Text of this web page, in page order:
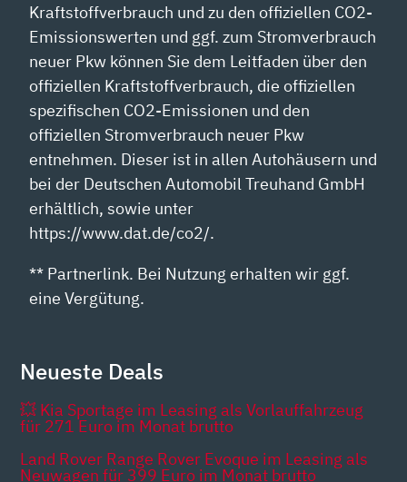
Kraftstoffverbrauch und zu den offiziellen CO2-
Emissionswerten und ggf. zum Stromverbrauch
neuer Pkw können Sie dem Leitfaden über den
offiziellen Kraftstoffverbrauch, die offiziellen
spezifischen CO2-Emissionen und den
offiziellen Stromverbrauch neuer Pkw
entnehmen. Dieser ist in allen Autohäusern und
bei der Deutschen Automobil Treuhand GmbH
erhältlich, sowie unter
https://www.dat.de/co2/.
** Partnerlink. Bei Nutzung erhalten wir ggf.
eine Vergütung.
Neueste Deals
💥 Kia Sportage im Leasing als Vorlauffahrzeug
für 271 Euro im Monat brutto
Land Rover Range Rover Evoque im Leasing als
Neuwagen für 399 Euro im Monat brutto